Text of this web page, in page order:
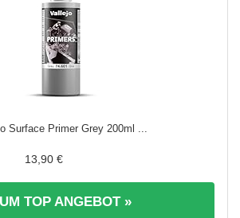
Surface Primer Grey 200ml ...
13,90 €
TOP ANGEBOT »